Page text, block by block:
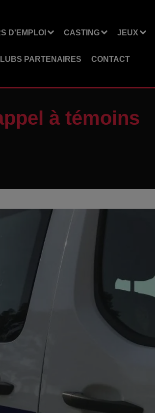
D'EMPLOI CASTING JEUX
PARTENAIRES CONTACT
à témoins